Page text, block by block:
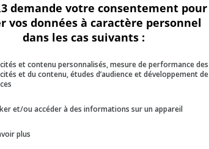
demande votre consentement pour
vos données à caractère personnel
dans les cas suivants :
et contenu personnalisés, mesure de performance des
et du contenu, études d’audience et développement de
et/ou accéder à des informations sur un appareil
plus